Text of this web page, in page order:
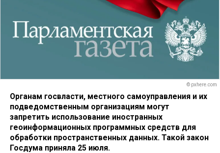
© pxhere.com
Органам госвласти, местного самоуправления и их
подведомственным организациям могут
запретить использование иностранных
геоинформационных программных средств для
обработки пространственных данных. Такой закон
Госдума приняла 25 июля.